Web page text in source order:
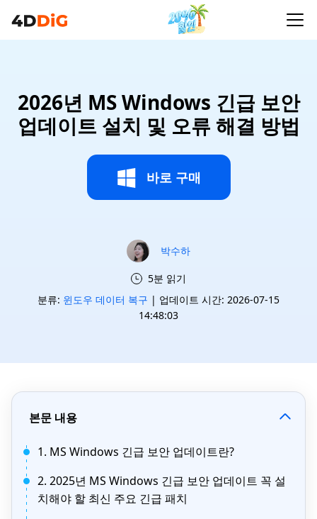
2026년 MS Windows 긴급 보안
업데이트 설치 및 오류 해결 방법
바로 구매
박수하
5분 읽기
분류: 윈도우 데이터 복구 | 업데이트 시간: 2026-07-15
14:48:03
본문 내용
1. MS Windows 긴급 보안 업데이트란?
2. 2025년 MS Windows 긴급 보안 업데이트 꼭 설
치해야 할 최신 주요 긴급 패치